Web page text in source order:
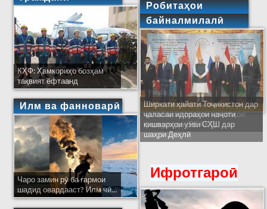
КҲФ: Ҳамкориҳо бозҳам
тақвият ёфтаанд
Илм ва фанноварӣ
Чаро замин рӯ ба гармои
шадид овардааст? Илм чӣ...
Робитаҳои
байналмилалӣ
Ширкати ҳайати Тоҷикистон дар
ҷаласаи идораҳои наҷоти
кишварҳои узви СҲШ дар
шаҳри Деҳлӣ
Ифротгароӣ